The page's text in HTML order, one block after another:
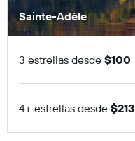
Sainte-Adèle
3 estrellas desde $100
4+ estrellas desde $213